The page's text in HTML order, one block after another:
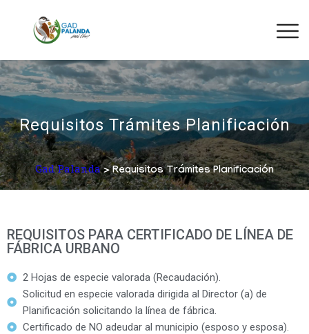
Requisitos Trámites Planificación
Gad Palanda> Requisitos Trámites Planificación
REQUISITOS PARA CERTIFICADO DE LÍNEA DE
FÁBRICA URBANO
2 Hojas de especie valorada (Recaudación).
Solicitud en especie valorada dirigida al Director (a) de
Planificación solicitando la línea de fábrica.
Certificado de NO adeudar al municipio (esposo y esposa).